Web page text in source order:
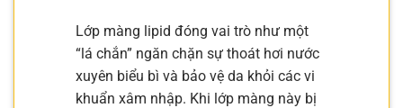
Lớp màng lipid đóng vai trò như một
“lá chắn” ngăn chặn sự thoát hơi nước
xuyên biểu bì và bảo vệ da khỏi các vi
khuẩn xâm nhập. Khi lớp màng này bị